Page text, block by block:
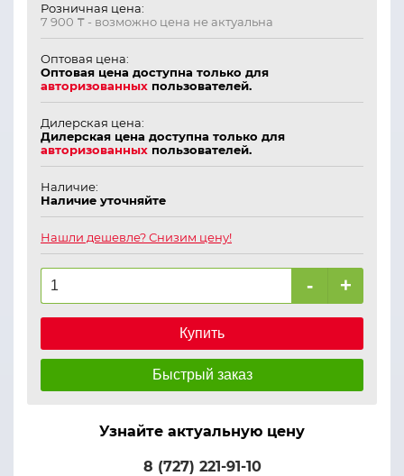
Розничная цена:
7 900 ₸ - возможно цена не актуальна
Оптовая цена:
Оптовая цена доступна только для
авторизованных пользователей.
Дилерская цена:
Дилерская цена доступна только для
авторизованных пользователей.
Наличие:
Наличие уточняйте
Нашли дешевле? Снизим цену!
- +
Купить
Быстрый заказ
Узнайте актуальную цену
8 (727) 221-91-10